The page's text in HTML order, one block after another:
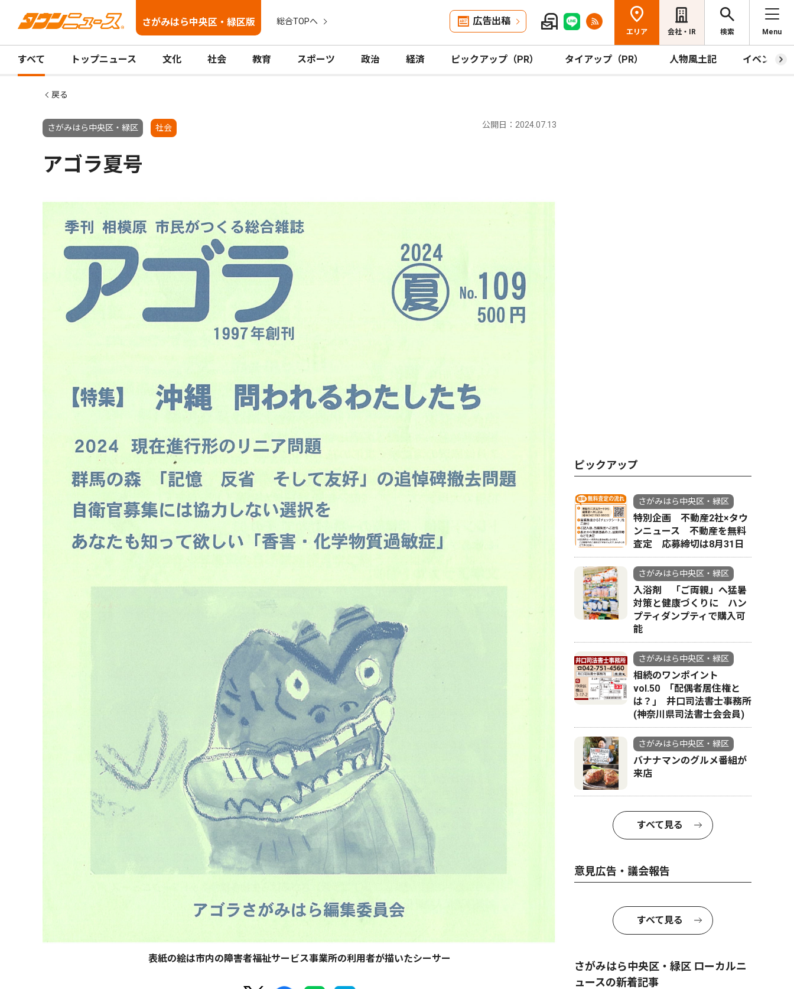
さがみはら中央区・緑区版 総合TOPへ 広告出稿
エリア 会社・IR 検索 Menu
すべて トップニュース 文化 社会 教育 スポーツ 政治 経済 ピックアップ（PR） タイアップ（PR） 人物風土記 イベント
戻る
さがみはら中央区・緑区 社会 公開日：2024.07.13
アゴラ夏号
表紙の絵は市内の障害者福祉サービス事業所の利用者が描いたシーサー
ピックアップ
さがみはら中央区・緑区
特別企画 不動産2社×タウ
ンニュース 不動産を無料
査定 応募締切は8月31日
さがみはら中央区・緑区
入浴剤 「ご両親」へ猛暑
対策と健康づくりに ハン
プティダンプティで購入可
能
さがみはら中央区・緑区
相続のワンポイント
vol.50 ｢配偶者居住権と
は？｣ 井口司法書士事務所
(神奈川県司法書士会会員)
さがみはら中央区・緑区
バナナマンのグルメ番組が
来店
すべて見る
意見広告・議会報告
すべて見る
さがみはら中央区・緑区 ローカルニ
ュースの新着記事